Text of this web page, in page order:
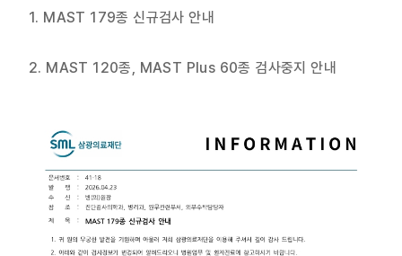
1. MAST 179종 신규검사 안내
2. MAST 120종, MAST Plus 60종 검사중지 안내